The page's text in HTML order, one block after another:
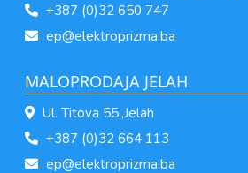
+387 (0)32 650 747
ep@elektroprizma.ba
MALOPRODAJA JELAH
Ul. Titova 55.,Jelah
+387 (0)32 664 113
ep@elektroprizma.ba